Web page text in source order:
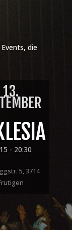
die
13.
- 20:30
5, 3714